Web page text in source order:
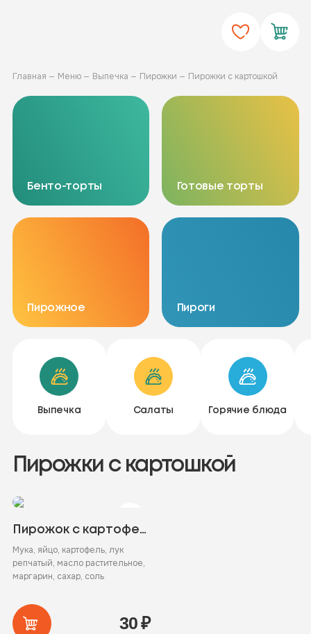
Главная Меню Выпечка Пирожки Пирожки с картошкой
Бенто-торты Готовые торты
Пирожное Пироги
Выпечка Салаты Горячие блюда
Пирожки с картошкой
Пирожок с картофелем
Мука, яйцо, картофель, лук
репчатый, масло растительное,
маргарин, сахар, соль
30₽